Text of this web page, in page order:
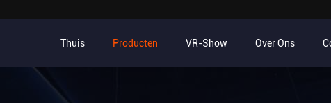
Thuis Producten VR-Show Over Ons